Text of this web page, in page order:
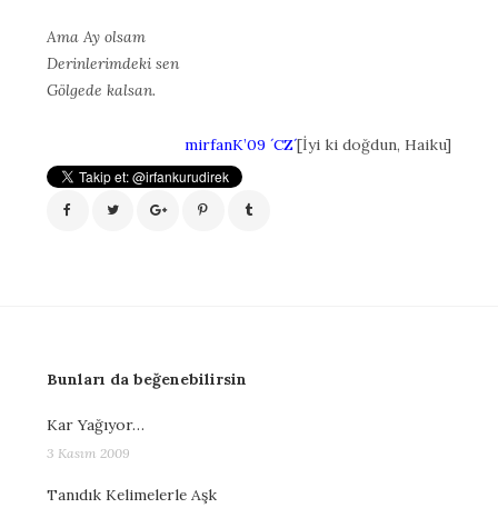
Ama Ay olsam
Derinlerimdeki sen
Gölgede kalsan.
mirfanK’09 ´CZ´[İyi ki doğdun, Haiku]
Bunları da beğenebilirsin
Kar Yağıyor…
3 Kasım 2009
Tanıdık Kelimelerle Aşk